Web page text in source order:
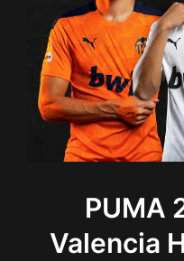
PUMA
Valencia